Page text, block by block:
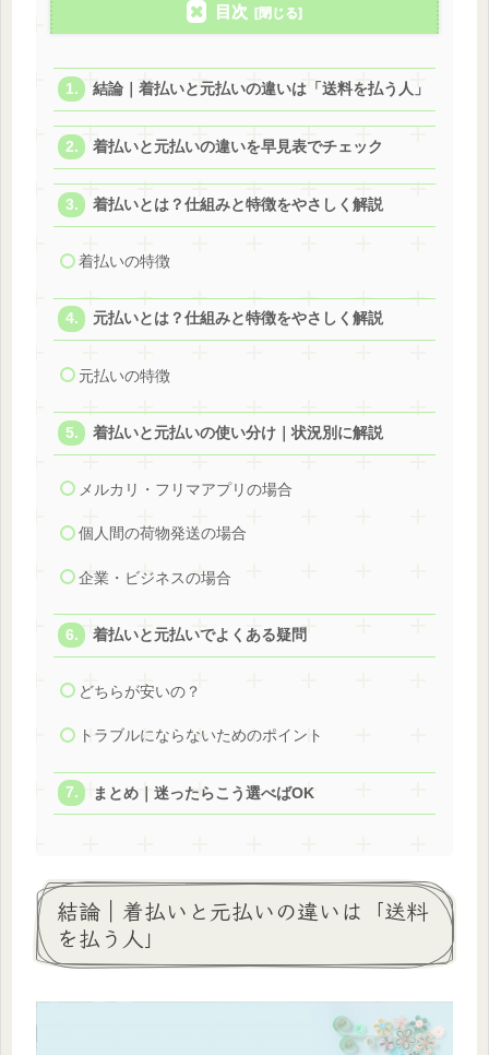
目次
結論｜着払いと元払いの違いは「送料を払う人」
着払いと元払いの違いを早見表でチェック
着払いとは？仕組みと特徴をやさしく解説
着払いの特徴
元払いとは？仕組みと特徴をやさしく解説
元払いの特徴
着払いと元払いの使い分け｜状況別に解説
メルカリ・フリマアプリの場合
個人間の荷物発送の場合
企業・ビジネスの場合
着払いと元払いでよくある疑問
どちらが安いの？
トラブルにならないためのポイント
まとめ｜迷ったらこう選べばOK
結論｜着払いと元払いの違いは「送料
を払う人」